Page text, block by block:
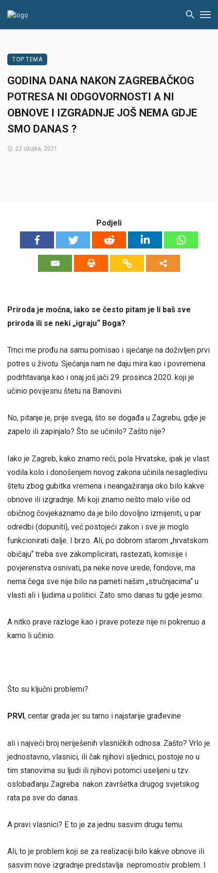
TOP TEMA
GODINA DANA NAKON ZAGREBAČKOG
POTRESA NI ODGOVORNOSTI A NI
OBNOVE I IZGRADNJE JOŠ NEMA GDJE
SMO DANAS ?
22 ožujka, 2021
Podjeli
Priroda je moćna, iako se često pitam je li baš sve
priroda ili se neki „igraju“ Boga?
Trnci me prođu na samu pomisao i sjećanje na doživljen prvi
potres u životu. Sjećanja nam ne daju mira kao i povremena
podrhtavanja kao i onaj još jači 29. prosinca 2020. koji je
učinio povijesnu štetu na Banovini.
No, pitanje je, prije svega, što se događa u Zagrebu, gdje je
zapelo ili zapinjalo? Što se učinilo? Zašto nije?
Iako je Zagreb, kako znamo reći, pola Hrvatske, ipak je vlast
vodila kolo i donošenjem novog zakona učinila nesagledivu
štetu zbog gubitka vremena i neangažiranja oko bilo kakve
obnove ili izgradnje. Mi koji znamo nešto malo više od
običnog čovjekaznamo da je bilo dovoljno izmijeniti, u par
odredbi (dopuniti), već postojeći zakon i sve je moglo
funkcionirati dalje. I brzo. Ali, po dobrom starom „hrvatskom
običaju“ treba sve zakomplicirati, rastezati, komisije i
povjerenstva osnivati, pa neke nove urede, fondove, ma
nema čega sve nije bilo na pameti našim „stručnjacima“ u
vlasti ali i ljudima u politici. Zato smo danas tu gdje jesmo.
A nitko prave razloge kao i prave poteze nije ni pokrenuo a
kamo li učinio.
Što su ključni problemi?
PRVI, centar grada jer su tamo i najstarije građevine
ali i najveći broj neriješenih vlasničkih odnosa. Zašto? Vrlo je
jednostavno, vlasnici, ili čak njihovi sljednici, postoje no u
tim stanovima su ljudi ili njihovi potomci useljeni u tzv.
oslobađanju Zagreba nakon završetka drugog svjetskog
rata pa sve do danas.
A pravi vlasnici? E to je za jednu sasvim drugu temu.
Ali, to je problem koji se za realizaciji bilo kakve obnove ili
sasvim nove izgradnje predstavlja nepromostiv problem. I